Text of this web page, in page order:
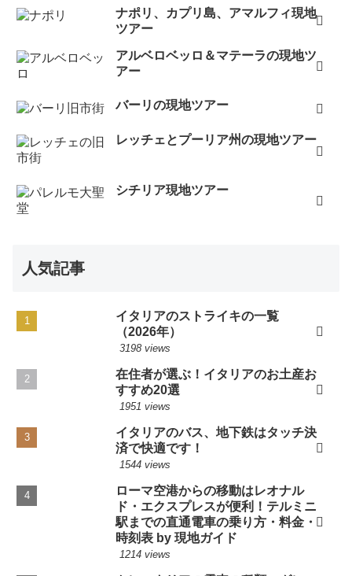
ナポリ、カプリ島、アマルフィ現地
ツアー
アルベロベッロ＆マテーラの現地ツ
アー
バーリの現地ツアー
レッチェとプーリア州の現地ツアー
シチリア現地ツアー
人気記事
イタリアのストライキの一覧
（2026年）
3198 views
在住者が選ぶ！イタリアのお土産お
すすめ20選
1951 views
イタリアのバス、地下鉄はタッチ決
済で快適です！
1544 views
ローマ空港からの移動はレオナル
ド・エクスプレスが便利！テルミニ
駅までの直通電車の乗り方・料金・
時刻表 by 現地ガイド
1214 views